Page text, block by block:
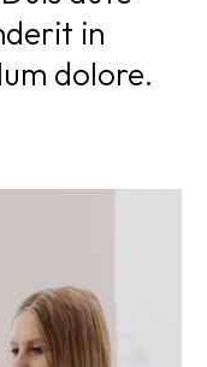
in
dolore.